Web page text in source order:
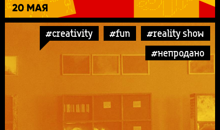
20 МАЯ
#creativity #fun
#reality show
#непродано